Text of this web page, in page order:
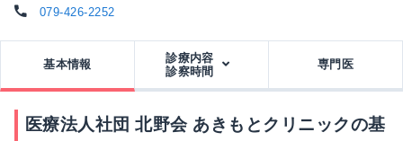
079-426-2252
基本情報
診療内容
診察時間
専門医
医療法人社団 北野会 あきもとクリニックの基